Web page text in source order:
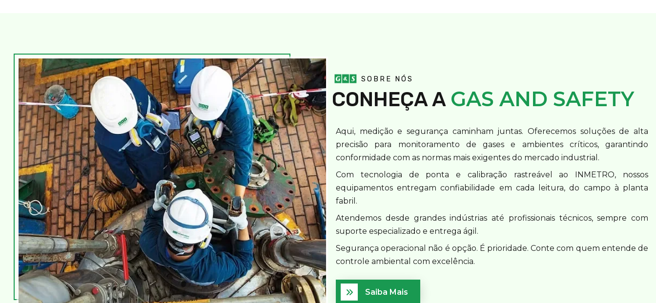
SOBRE NÓS
CONHEÇA A GAS AND SAFETY
Aqui, medição e segurança caminham juntas. Oferecemos soluções de alta
precisão para monitoramento de gases e ambientes críticos, garantindo
conformidade com as normas mais exigentes do mercado industrial.
Com tecnologia de ponta e calibração rastreável ao INMETRO, nossos
equipamentos entregam confiabilidade em cada leitura, do campo à planta
fabril.
Atendemos desde grandes indústrias até profissionais técnicos, sempre com
suporte especializado e entrega ágil.
Segurança operacional não é opção. É prioridade. Conte com quem entende de
controle ambiental com excelência.
Saiba Mais